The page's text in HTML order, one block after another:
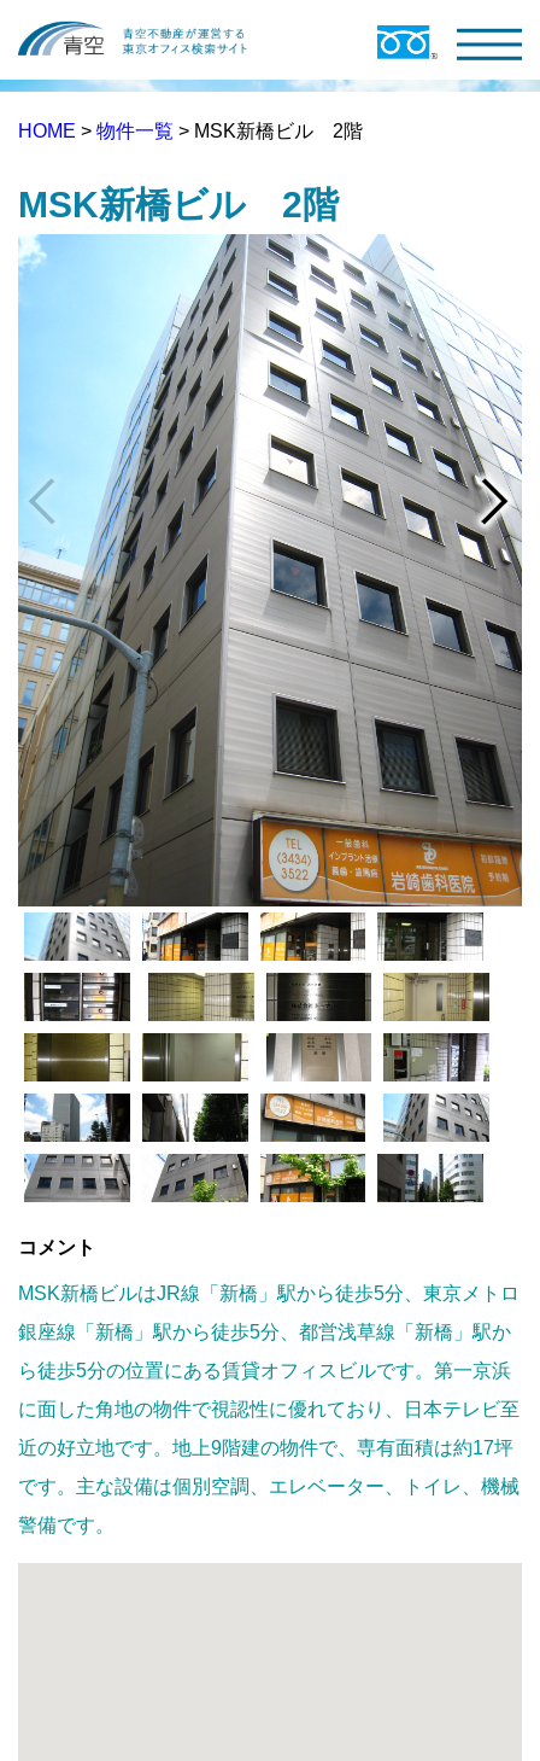
HOME > 物件一覧 > MSK新橋ビル 2階
MSK新橋ビル 2階
コメント
MSK新橋ビルはJR線「新橋」駅から徒歩5分、東京メトロ
銀座線「新橋」駅から徒歩5分、都営浅草線「新橋」駅か
ら徒歩5分の位置にある賃貸オフィスビルです。第一京浜
に面した角地の物件で視認性に優れており、日本テレビ至
近の好立地です。地上9階建の物件で、専有面積は約17坪
です。主な設備は個別空調、エレベーター、トイレ、機械
警備です。